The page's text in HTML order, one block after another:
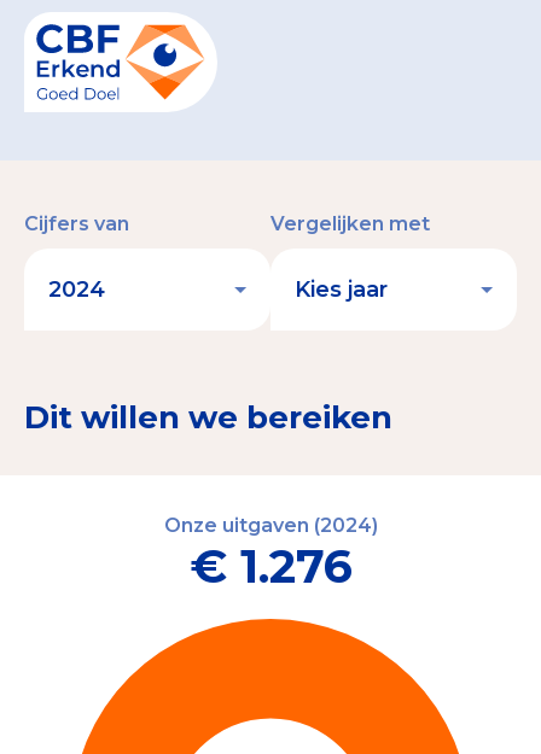
Over het CBF
Veelgestelde vragen
Dit willen we bereiken
Cijfers van Vergelijken met
Onze uitgaven (2024)
€ 1.276